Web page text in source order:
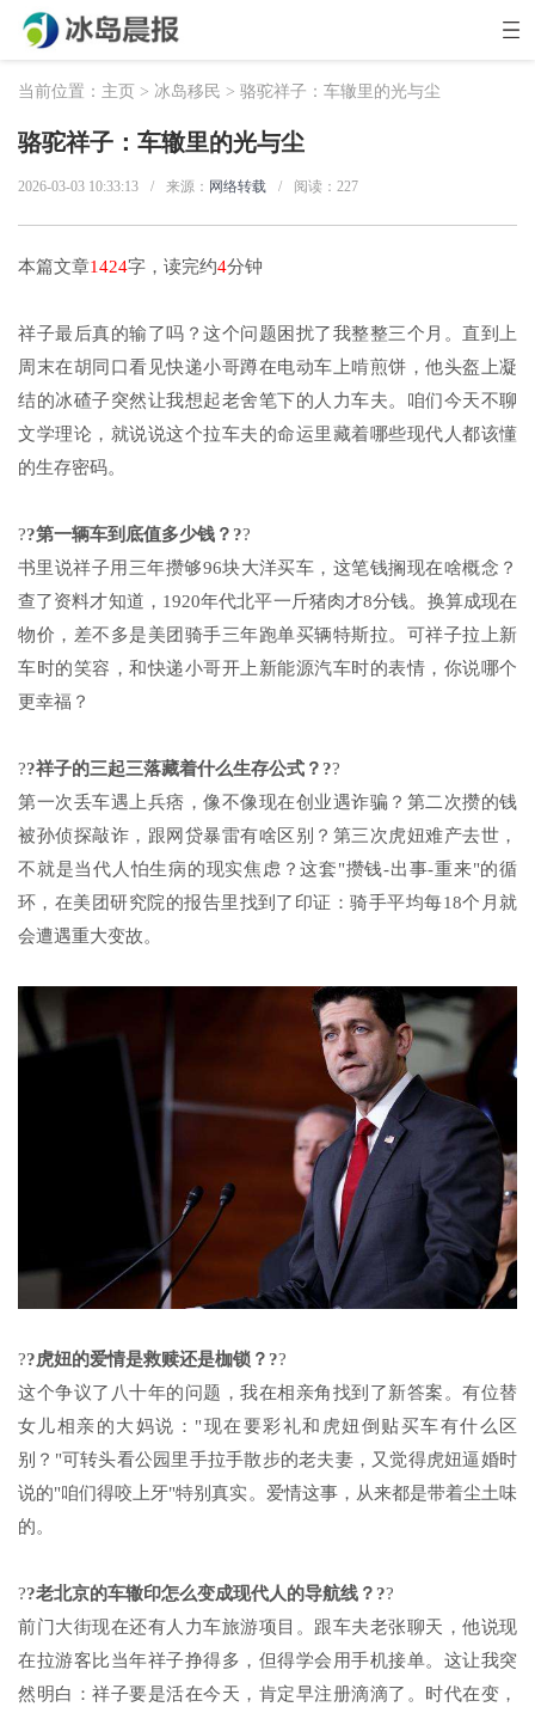
当前位置： 主页 > 冰岛移民 > 骆驼祥子：车辙里的光与尘
骆驼祥子：车辙里的光与尘
2026-03-03 10:33:13 / 来源： 网络转载 / 阅读： 227
本篇文章1424字，读完约4分钟
祥子最后真的输了吗？这个问题困扰了我整整三个月。直到上
周末在胡同口看见快递小哥蹲在电动车上啃煎饼，他头盔上凝
结的冰碴子突然让我想起老舍笔下的人力车夫。咱们今天不聊
文学理论，就说说这个拉车夫的命运里藏着哪些现代人都该懂
的生存密码。
??第一辆车到底值多少钱？??
书里说祥子用三年攒够96块大洋买车，这笔钱搁现在啥概念？
查了资料才知道，1920年代北平一斤猪肉才8分钱。换算成现在
物价，差不多是美团骑手三年跑单买辆特斯拉。可祥子拉上新
车时的笑容，和快递小哥开上新能源汽车时的表情，你说哪个
更幸福？
??祥子的三起三落藏着什么生存公式？??
第一次丢车遇上兵痞，像不像现在创业遇诈骗？第二次攒的钱
被孙侦探敲诈，跟网贷暴雷有啥区别？第三次虎妞难产去世，
不就是当代人怕生病的现实焦虑？这套"攒钱-出事-重来"的循
环，在美团研究院的报告里找到了印证：骑手平均每18个月就
会遭遇重大变故。
??虎妞的爱情是救赎还是枷锁？??
这个争议了八十年的问题，我在相亲角找到了新答案。有位替
女儿相亲的大妈说："现在要彩礼和虎妞倒贴买车有什么区
别？"可转头看公园里手拉手散步的老夫妻，又觉得虎妞逼婚时
说的"咱们得咬上牙"特别真实。爱情这事，从来都是带着尘土味
的。
??老北京的车辙印怎么变成现代人的导航线？??
前门大街现在还有人力车旅游项目。跟车夫老张聊天，他说现
在拉游客比当年祥子挣得多，但得学会用手机接单。这让我突
然明白：祥子要是活在今天，肯定早注册滴滴了。时代在变，